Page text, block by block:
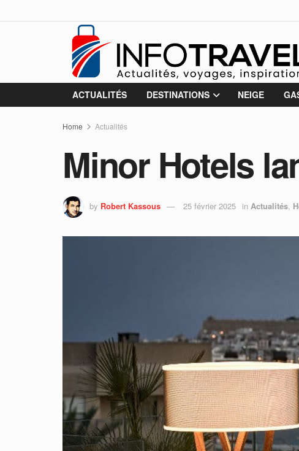
ACTUALITÉS DESTINATIONS NEIGE
Home Actualités
Minor Hotels
by Robert Kassous 25 février 2025 in Actualités,